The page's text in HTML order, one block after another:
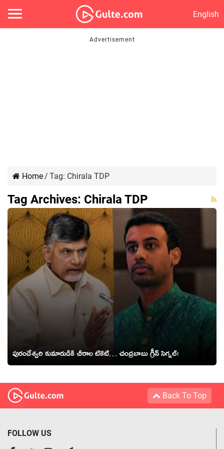
English
Home/ Tag: Chirala TDP
Tag Archives: Chirala TDP
పురందేశ్వరి కుమారుడికి చీరాల టికెట్… చంద్రబాబు గ్రీన్ సిగ్నల్!
Back To Top
FOLLOW US